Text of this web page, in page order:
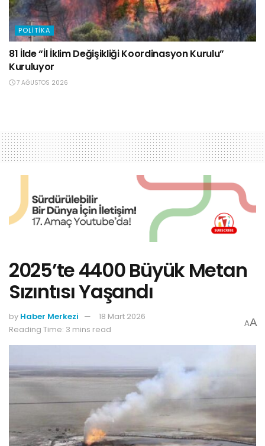
POLITIKA
81 İlde “İl İklim Değişikliği Koordinasyon Kurulu”
Kuruluyor
7 AĞUSTOS 2026
2025’te 4400 Büyük Metan
Sızıntısı Yaşandı
by Haber Merkezi
18 Mart 2026
Reading Time: 3 mins read
AA